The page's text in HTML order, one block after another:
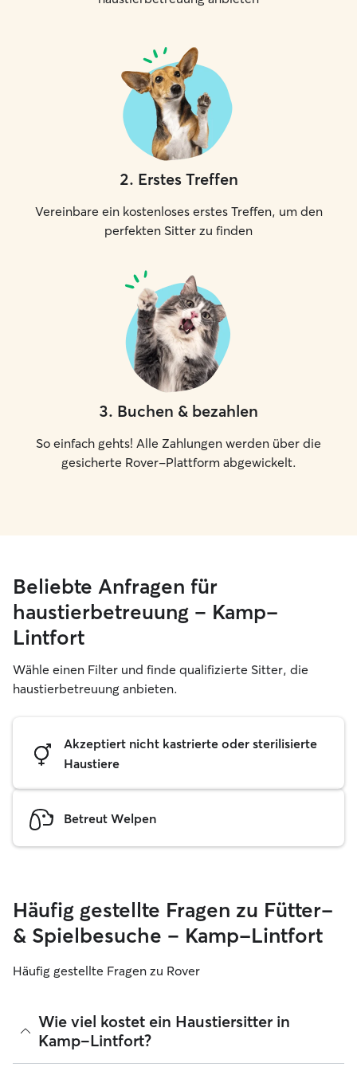
2. Erstes Treffen
Vereinbare ein kostenloses erstes Treffen, um den
perfekten Sitter zu finden
3. Buchen & bezahlen
So einfach gehts! Alle Zahlungen werden über die
gesicherte Rover-Plattform abgewickelt.
Beliebte Anfragen für
haustierbetreuung – Kamp-
Lintfort
Wähle einen Filter und finde qualifizierte Sitter, die
haustierbetreuung anbieten.
Akzeptiert nicht kastrierte oder sterilisierte
Haustiere
Betreut Welpen
Häufig gestellte Fragen zu Fütter-
& Spielbesuche – Kamp-Lintfort
Häufig gestellte Fragen zu Rover
Wie viel kostet ein Haustiersitter in
Kamp-Lintfort?